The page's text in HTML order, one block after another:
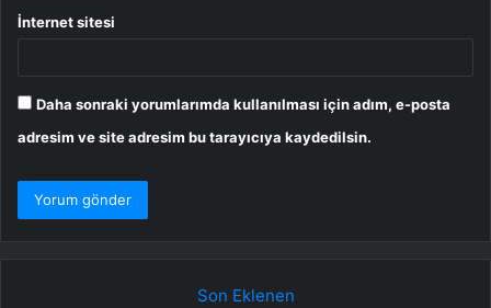
İnternet sitesi
Daha sonraki yorumlarımda kullanılması için adım, e-posta
adresim ve site adresim bu tarayıcıya kaydedilsin.
Son Eklenen